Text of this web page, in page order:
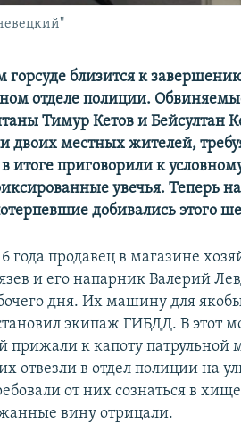
горсуде близится к
отделе полиции.
Тимур Кетов и Бейсултан
двоих местных жителей,
итоге приговорили к
увечья. Теперь
добивались этого
года продавец в магазине
и его напарник Валерий
дня. Их машину для
экипаж ГИБДД. В этот
прижали к капоту
отвезли в отдел полиции на
от них сознаться в
вину отрицали.